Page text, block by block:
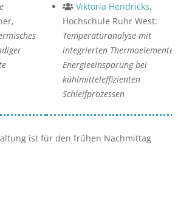
Viktoria Hendricks,
Hochschule Ruhr West:
Temperaturanalyse mit
integrierten
Energieeinsparung bei
kühlmitteleffizienten
Schleifprozessen
ist für den frühen Nachmittag